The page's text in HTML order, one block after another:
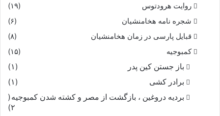
روایت هرودتوس
(۱۹)
شجره نامه هخامنشیان
(۶)
قبایل پارسی در زمان هخامنشیان
(۸)
کمبوجیه
(۱۵)
باز جستن کین پدر
(۱)
برادر کشی
(۱)
بردیه دروغین ، بازگشت از مصر و کشته شدن کمبوجیه (
۲)